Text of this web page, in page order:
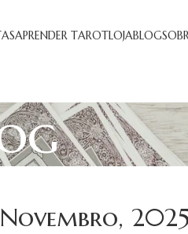
APRENDER TAROTLOJABLOG
2025